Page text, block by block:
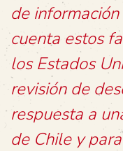
de
cuenta estos
los Estados
revisión de
respuesta a
de Chile y